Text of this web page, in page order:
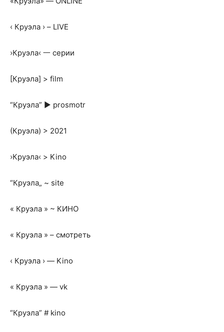
‹ Круэла › – LIVE
›Круэла‹ 一 серии
[Круэла] > film
“Круэла” ► prosmotr
(Круэла) > 2021
›Круэла‹ > Kino
“Круэла„ ~ site
« Круэла » ~ КИНО
« Круэла » – смотреть
‹ Круэла › — Kino
« Круэла » — vk
“Круэла” # kino